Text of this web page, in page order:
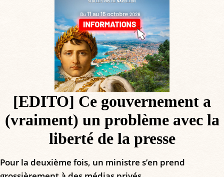
[EDITO] Ce gouvernement a
(vraiment) un problème avec la
liberté de la presse
Pour la deuxième fois, un ministre s’en prend